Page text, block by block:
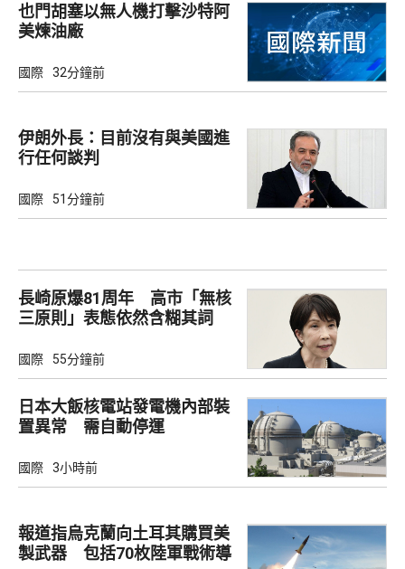
也門胡塞以無人機打擊沙特阿
美煉油廠
國際 32分鐘前
伊朗外長：目前沒有與美國進
行任何談判
國際 51分鐘前
長崎原爆81周年 高市「無核
三原則」表態依然含糊其詞
國際 55分鐘前
日本大飯核電站發電機內部裝
置異常 需自動停運
國際 3小時前
報道指烏克蘭向土耳其購買美
製武器 包括70枚陸軍戰術導